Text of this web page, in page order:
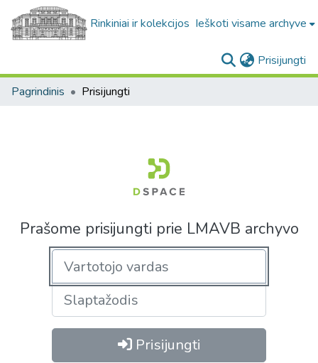
Rinkiniai ir kolekcijos Ieškoti visame archyve
Prisijungti
Pagrindinis Prisijungti
Prašome prisijungti prie LMAVB archyvo
Prisijungti